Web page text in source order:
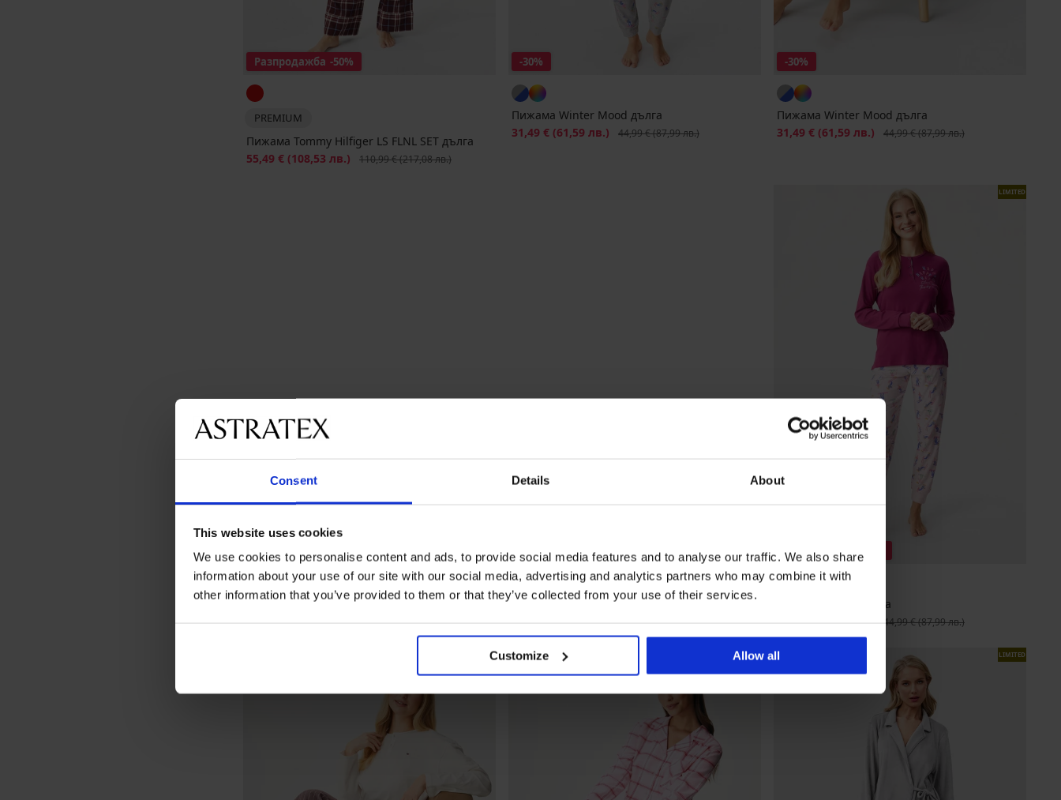
Consent Details About
This website uses cookies
We use cookies to personalise content and ads, to provide social media features and to analyse our traffic. We also share
information about your use of our site with our social media, advertising and analytics partners who may combine it with
other information that you’ve provided to them or that they’ve collected from your use of their services.
Customize Allow all
Разпродажба -50%
PREMIUM
Пижама Tommy Hilfiger LS FLNL SET дълга
Намаление
55,49 € (108,53 лв.) Първоначална цена
110,99 €(217,08 лв.)
-30%
Пижама Winter Mood дълга
Намаление
31,49 € (61,59 лв.) Първоначална цена
44,99 €(87,99 лв.)
-30%
Пижама Winter Mood дълга
Намаление
31,49 € (61,59 лв.) Първоначална цена
44,99 €(87,99 лв.)
LIMITED
Разпродажба
Пижама Skiing дълга
Намаление
26,99 €(52,79 лв.)Първоначална цена
44,99 €(87,99 лв.)
LIMITED LIMITED